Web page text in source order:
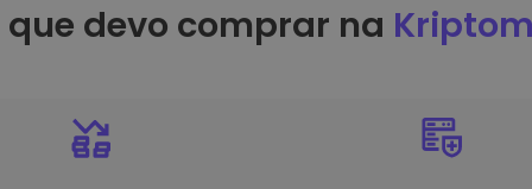
que devo comprar na